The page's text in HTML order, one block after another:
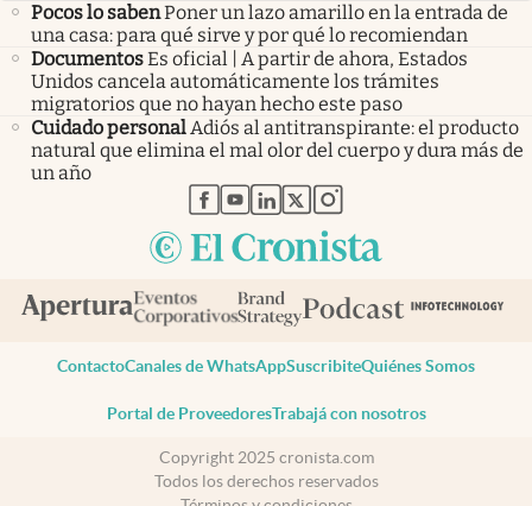
Pocos lo sabenPoner un lazo amarillo en la entrada de
una casa: para qué sirve y por qué lo recomiendan
DocumentosEs oficial | A partir de ahora, Estados
Unidos cancela automáticamente los trámites
migratorios que no hayan hecho este paso
Cuidado personalAdiós al antitranspirante: el producto
natural que elimina el mal olor del cuerpo y dura más de
un año
abre en nueva pestaña
abre en nueva pestaña
abre en nueva pestaña
abre en nueva pestaña
abre en nueva pestaña
ContactoCanales de WhatsAppSuscribiteQuiénes Somos
Portal de ProveedoresTrabajá con nosotros
Copyright 2025 cronista.com
Todos los derechos reservados